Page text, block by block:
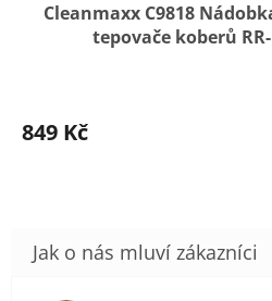
Cleanmaxx C9818
tepovače koberů RR-
849 Kč